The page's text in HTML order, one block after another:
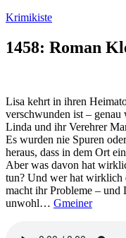
Zum
springen
Krimikiste
1458: Roman
Lisa kehrt in ihren
verschwunden ist – genau
Linda und ihr Verehrer
Es wurden nie Spuren
heraus, dass in dem Ort
Aber was davon hat
tun? Und wer hat wirklich
macht ihr Probleme – und
unwohl… Gmeiner